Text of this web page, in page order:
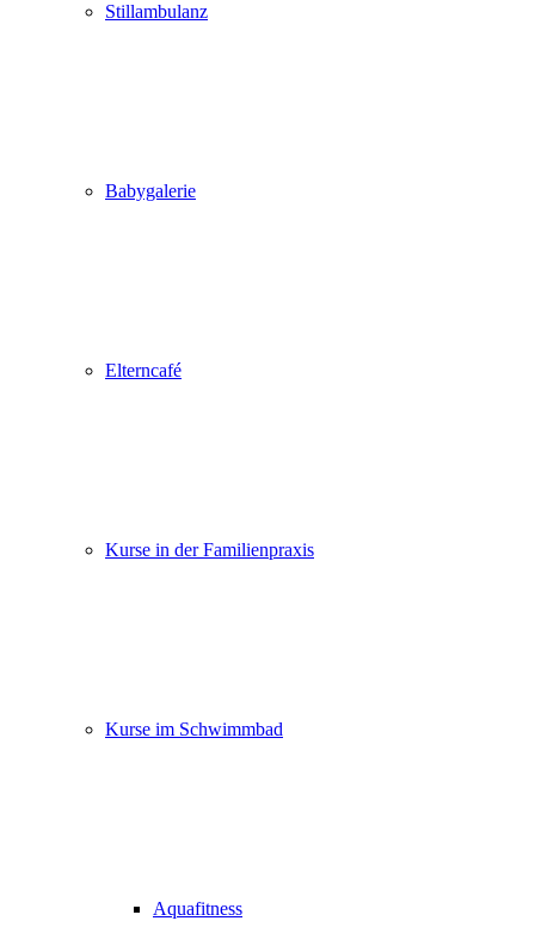
Stillambulanz
Babygalerie
Elterncafé
Kurse in der Familienpraxis
Kurse im Schwimmbad
Aquafitness